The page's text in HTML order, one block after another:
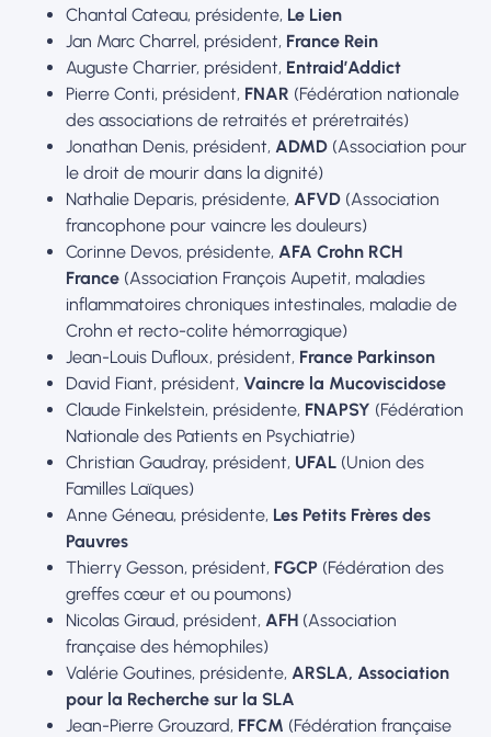
Chantal Cateau, présidente, Le Lien
Jan Marc Charrel, président, France Rein
Auguste Charrier, président, Entraid’Addict
Pierre Conti, président, FNAR (Fédération nationale
des associations de retraités et préretraités)
Jonathan Denis, président, ADMD (Association pour
le droit de mourir dans la dignité)
Nathalie Deparis, présidente, AFVD (Association
francophone pour vaincre les douleurs)
Corinne Devos, présidente, AFA Crohn RCH
France (Association François Aupetit, maladies
inflammatoires chroniques intestinales, maladie de
Crohn et recto-colite hémorragique)
Jean-Louis Dufloux, président, France Parkinson
David Fiant, président, Vaincre la Mucoviscidose
Claude Finkelstein, présidente, FNAPSY (Fédération
Nationale des Patients en Psychiatrie)
Christian Gaudray, président, UFAL (Union des
Familles Laïques)
Anne Géneau, présidente, Les Petits Frères des
Pauvres
Thierry Gesson, président, FGCP (Fédération des
greffes cœur et ou poumons)
Nicolas Giraud, président, AFH (Association
française des hémophiles)
Valérie Goutines, présidente, ARSLA, Association
pour la Recherche sur la SLA
Jean-Pierre Grouzard, FFCM (Fédération française